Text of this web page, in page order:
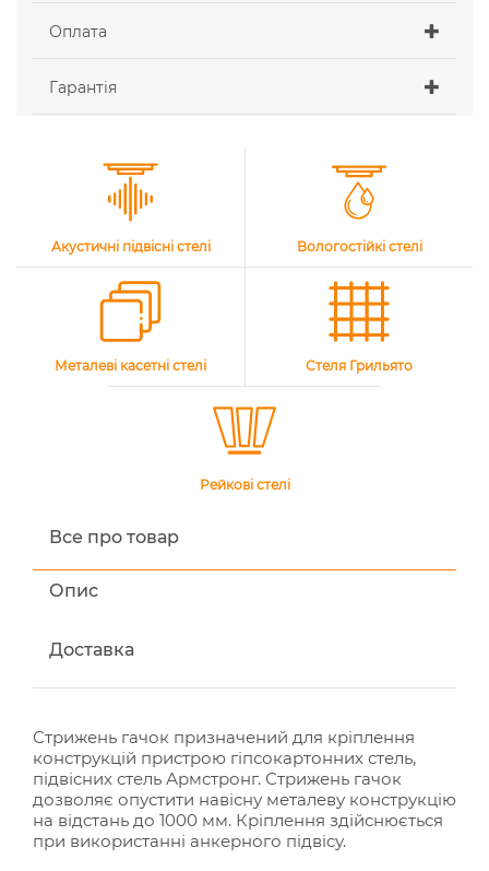
Оплата
Гарантія
Акустичні підвісні стелі Вологостійкі стелі
Металеві касетні стелі Стеля Грильято
Рейкові стелі
Все про товар
Опис
Доставка
Стрижень гачок призначений для кріплення
конструкцій пристрою гіпсокартонних стель,
підвісних стель Армстронг. Стрижень гачок
дозволяє опустити навісну металеву конструкцію
на відстань до 1000 мм. Кріплення здійснюється
при використанні анкерного підвісу.